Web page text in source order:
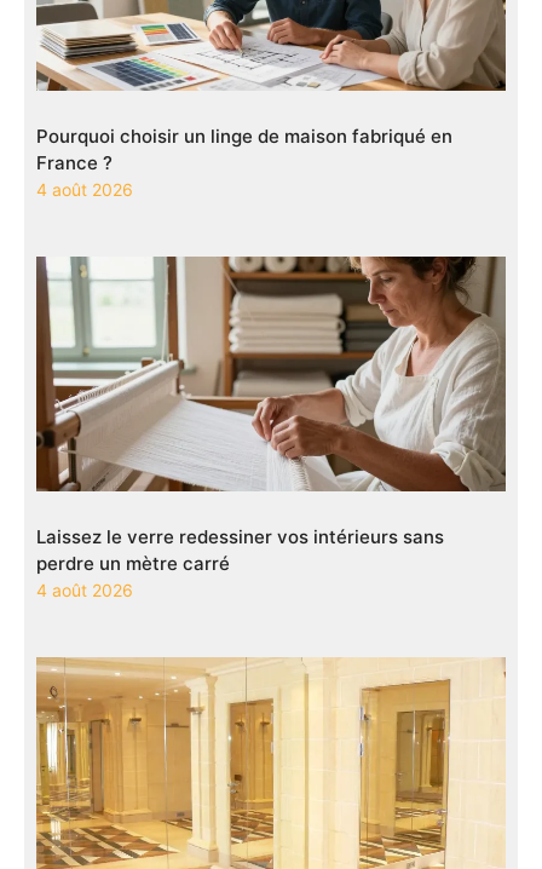
Pourquoi choisir un linge de maison fabriqué en
France ?
4 août 2026
Laissez le verre redessiner vos intérieurs sans
perdre un mètre carré
4 août 2026